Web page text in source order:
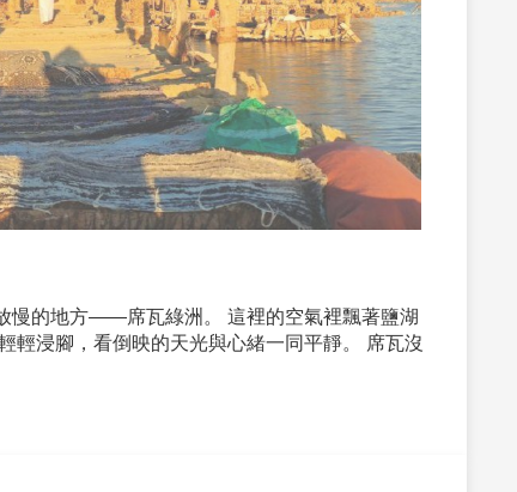
慢的地方——席瓦綠洲。 這裡的空氣裡飄著鹽湖
輕浸腳，看倒映的天光與心緒一同平靜。 席瓦沒